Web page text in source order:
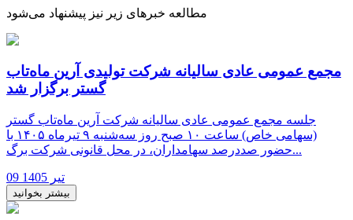
مطالعه خبرهای زیر نیز پیشنهاد می‌شود
مجمع عمومی عادی سالیانه شرکت تولیدی آرین ماه‌تاب
گستر برگزار شد
جلسه مجمع عمومی عادی سالیانه شرکت آرین ماه‌تاب گستر
(سهامی خاص) ساعت ۱۰ صبح روز سه‌شنبه ۹ تیرماه ۱۴۰۵ با
حضور صددرصد سهامداران، در محل قانونی شرکت برگ...
09 تیر 1405
بیشتر بخوانید